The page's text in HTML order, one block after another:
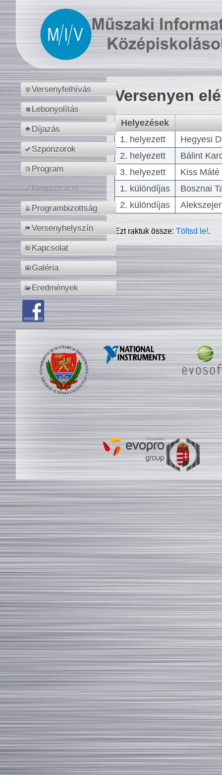
Versenyfelhívás
Lebonyolítás
Díjazás
Szponzorok
Program
Regisztráció
Programbizottság
Versenyhelyszín
Kapcsolat
Galéria
Eredmények
Versenyen
Helyezések
1. helyezett
Hegyesi
2. helyezett
Bálint
3. helyezett
Kiss
1. különdíjas
Bosznai
2. különdíjas
Ezt raktuk össze:Töltsd le!.